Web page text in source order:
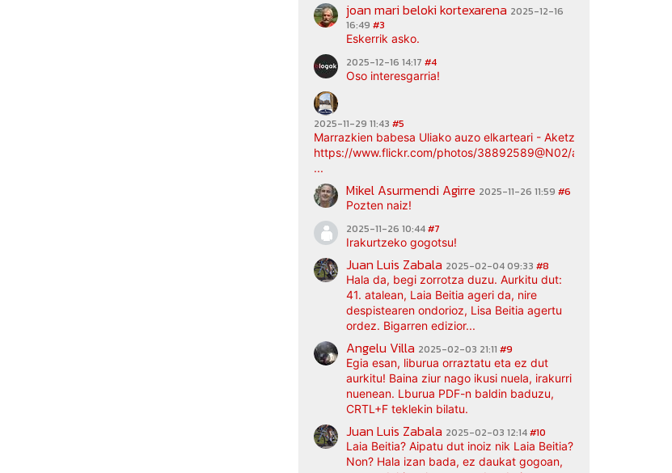
joan mari beloki kortexarena 2025-12-16
16:49 #3
Eskerrik asko.
2025-12-16 14:17 #4
Oso interesgarria!
2025-11-29 11:43 #5
Marrazkien babesa Uliako auzo elkarteari - Aketz etxea (argazki
https://www.flickr.com/photos/38892589@N02/albums/
...
Mikel Asurmendi Agirre 2025-11-26 11:59 #6
Pozten naiz!
2025-11-26 10:44#7
Irakurtzeko gogotsu!
Juan Luis Zabala 2025-02-04 09:33 #8
Hala da, begi zorrotza duzu. Aurkitu dut:
41. atalean, Laia Beitia ageri da, nire
despistearen ondorioz, Lisa Beitia agertu
ordez. Bigarren edizior...
Angelu Villa 2025-02-03 21:11 #9
Egia esan, liburua orraztatu eta ez dut
aurkitu! Baina ziur nago ikusi nuela, irakurri
nuenean. Lburua PDF-n baldin baduzu,
CRTL+F teklekin bilatu.
Juan Luis Zabala 2025-02-03 12:14#10
Laia Beitia? Aipatu dut inoiz nik Laia Beitia?
Non? Hala izan bada, ez daukat gogoan,